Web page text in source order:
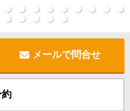
メールで問合せ
約